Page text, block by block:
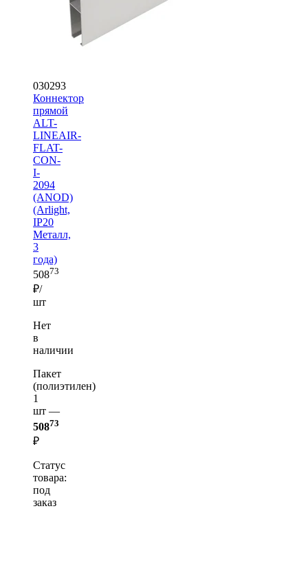
030293
Коннектор
прямой
ALT-
LINEAIR-
FLAT-
CON-
I-
2094
(ANOD)
(Arlight,
IP20
Металл,
3
года)
50873
₽/
шт
Нет
в
наличии
Пакет
(полиэтилен)
1
шт —
50873
₽
Статус
товара:
под
заказ